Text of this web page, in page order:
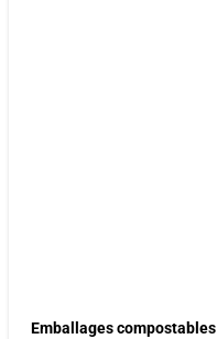
Emballages compostables